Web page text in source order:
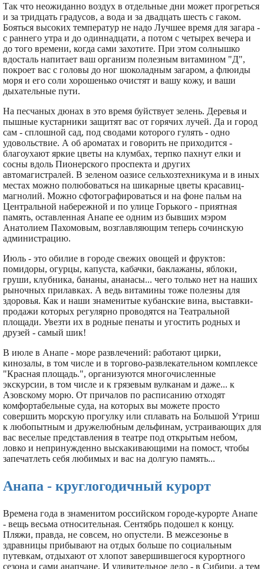
Так что неожиданно воздух в отдельные дни может прогреться
и за тридцать градусов, а вода и за двадцать шесть с гаком.
Бояться высоких температур не надо Лучшее время для загара -
с раннего утра и до одиннадцати, а потом с четырех вечера и
до того времени, когда сами захотите. При этом солнышко
вдосталь напитает ваш организм полезным витамином "Д",
покроет вас с головы до ног шоколадным загаром, а флюиды
моря и его соли хорошенько очистят и вашу кожу, и ваши
дыхательные пути.
На песчаных дюнах в это время буйствует зелень. Деревья и
пышные кустарники защитят вас от горячих лучей. Да и город
сам - сплошной сад, под сводами которого гулять - одно
удовольствие. А об ароматах и говорить не приходится -
благоухают яркие цветы на клумбах, терпко пахнут елки и
сосны вдоль Пионерского проспекта и других
автомагистралей. В зеленом оазисе сельхозтехникума и в иных
местах можно полюбоваться на шикарные цветы красавиц-
магнолий. Можно сфотографироваться и на фоне пальм на
Центральной набережной и по улице Горького - приятная
память, оставленная Анапе ее одним из бывших мэром
Анатолием Пахомовым, возглавляющим теперь сочинскую
администрацию.
Июль - это обилие в городе свежих овощей и фруктов:
помидоры, огурцы, капуста, кабачки, баклажаны, яблоки,
груши, клубника, бананы, ананасы... чего только нет на наших
рыночных прилавках. А ведь витамины тоже полезны для
здоровья. Как и наши знаменитые кубанские вина, выставки-
продажи которых регулярно проводятся на Театральной
площади. Увезти их в родные пенаты и угостить родных и
друзей - самый шик!
В июле в Анапе - море развлечений: работают цирки,
кинозалы, в том числе и в торгово-развлекательном комплексе
"Красная площадь.", организуются многочисленные
экскурсии, в том числе и к грязевым вулканам и даже... к
Азовскому морю. От причалов по расписанию отходят
комфортабельные суда, на которых вы можете просто
совершить морскую прогулку или сплавать на Большой Утриш
к любопытным и дружелюбным дельфинам, устраивающих для
вас веселые представления в театре под открытым небом,
ловко и непринужденно выскакивающими на помост, чтобы
запечатлеть себя любимых и вас на долгую память...
Анапа - круглогодичный курорт
Времена года в знаменитом российском городе-курорте Анапе
- вещь весьма относительная. Сентябрь подошел к концу.
Пляжи, правда, не совсем, но опустели. В межсезонье в
здравницы прибывают на отдых больше по социальным
путевкам, отдыхают от хлопот завершившегося курортного
сезона и сами анапчане. И удивительное дело - в Сибири, а тем